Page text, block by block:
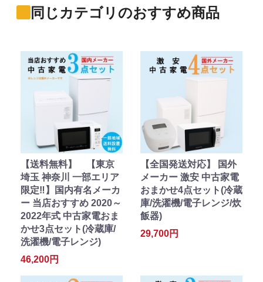
同じカテゴリのおすすめ商品
【送料無料】 【東京
埼玉 神奈川 一部エリア
限定‼】国内有名メーカ
ー 当店おすすめ 2020～
2022年式 中古家電おま
かせ3点セット(冷蔵庫/
洗濯機/電子レンジ)
46,200円
【全国発送対応】 国外
メーカー 激安 中古家電
おまかせ4点セット(冷蔵
庫/洗濯機/電子レンジ/炊
飯器)
29,700円